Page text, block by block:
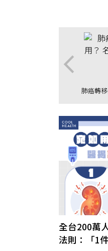
肺癌轉
全台200萬
法則：「1